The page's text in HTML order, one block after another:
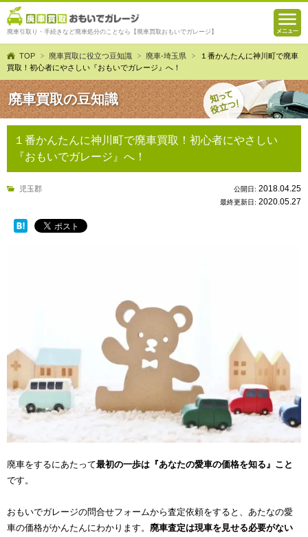
廃車引取り・手続きなど廃車処分のことなら【廃車買取おもいでガレージ】
TOP 廃車買取に役立つ豆知識 廃車-埼玉県
１番かんたんに神川町で廃車
買取！初心者にやさしい『おもいでガレージ』へ！
廃車買取の豆知識
１番かんたんに神川町で廃車買取！初心者にやさしい
『おもいでガレージ』へ！
児玉郡 公開日: 2018.04.25
最終更新日: 2020.05.27
廃車をするにあたって最初の一歩は『あなたの愛車の価格を知る』こと
です。
おもいでガレージの問合せフォームから査定依頼をすると、あたなの愛
車の価格がかんたんにわかります。 廃車査定は現車を見せる必要がない